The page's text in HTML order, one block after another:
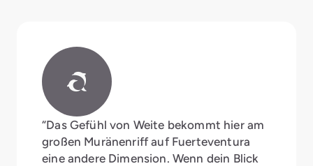
“Das Gefühl von Weite bekommt hier am
großen Muränenriff auf Fuerteventura
eine andere Dimension. Wenn dein Blick